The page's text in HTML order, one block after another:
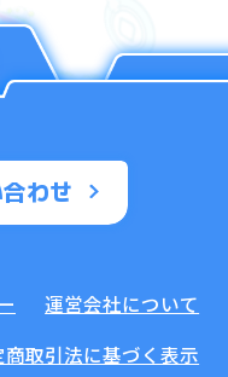
わせ
運営会社について
商取引法に基づく表示